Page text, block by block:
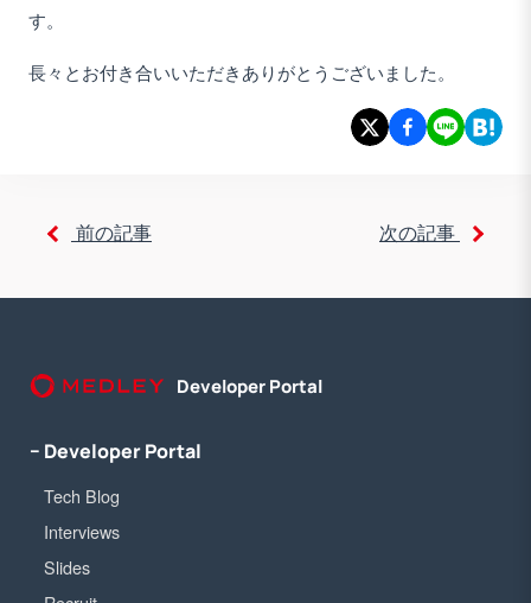
す。
長々とお付き合いいただきありがとうございました。
前の記事 次の記事
Developer Portal
− Developer Portal
Tech Blog
Interviews
Slides